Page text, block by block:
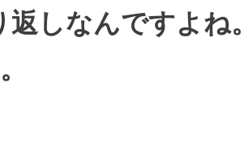
しなんですよね。